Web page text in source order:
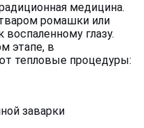
медицина.
ромашки или
глазу.
этапе, в
тепловые процедуры:
заварки